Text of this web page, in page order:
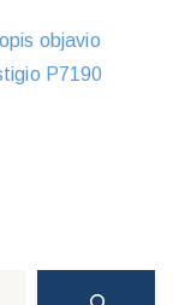
objavio
P7190